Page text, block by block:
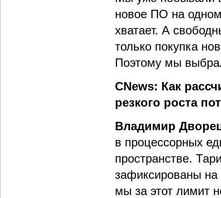
новое ПО на
хватает. А
только покупка
Поэтому мы
CNews: Как
резкого роста
Владимир
в процессорных
пространстве.
зафиксированы на
мы за этот лимит